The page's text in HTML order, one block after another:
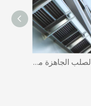
بناء الصلب الجاهزة منخفضة التكلفة تصاميم السقيفة الصناعية هيكل أسعار المستودعات الرخيصة